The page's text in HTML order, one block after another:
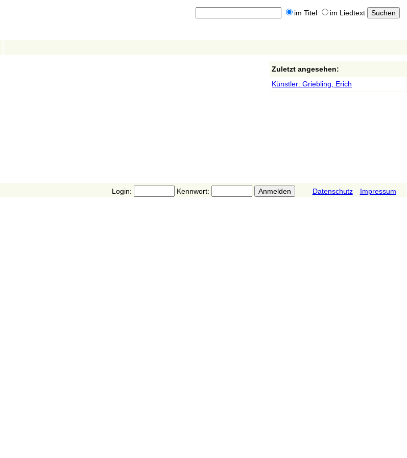
im Titel im Liedtext
Zuletzt angesehen:
Künstler: Griebling, Erich
Login: Kennwort: Datenschutz Impressum